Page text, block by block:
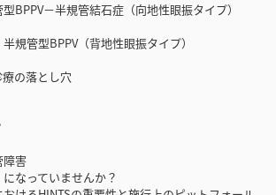
BPPV－半規管結石症（向地性眼振タイプ）
規管型BPPV（背地性眼振タイプ）
の落とし穴
害
になっていませんか？